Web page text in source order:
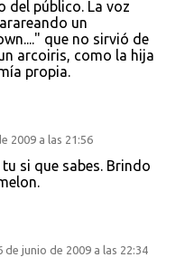
del público. La voz
un
que no sirvió de
arcoiris, como la hija
propia.
2009 a las 21:56
si que sabes. Brindo
de junio de 2009 a las 22:34